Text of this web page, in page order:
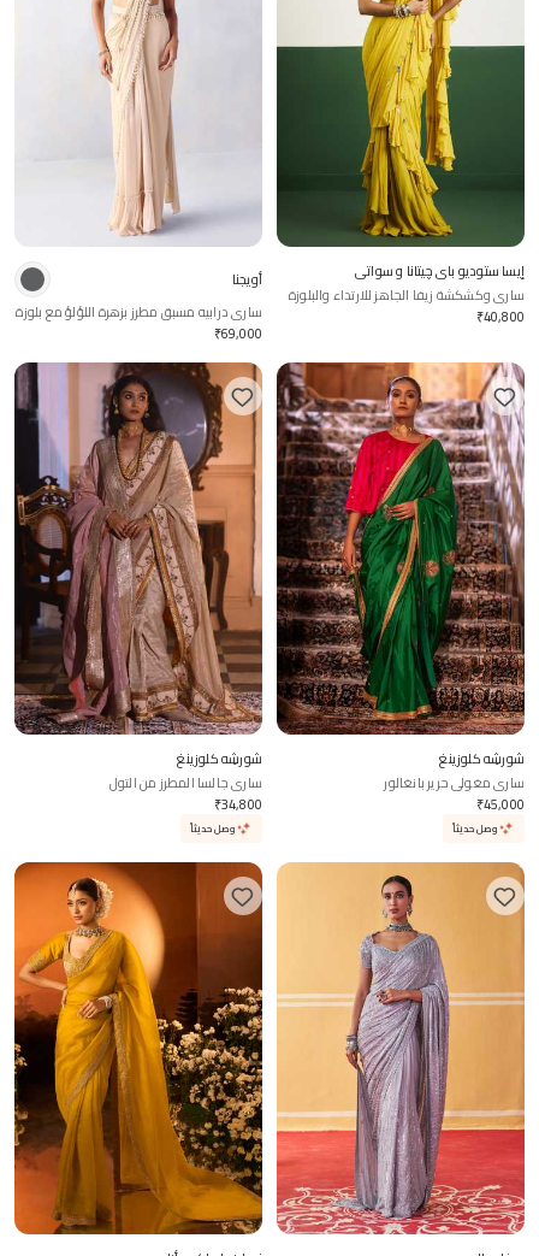
إيسا ستوديو باي چيتانا و سواتي
ساري وكشكشة زيفا الجاهز للارتداء والبلوزة
₹40,800
أويجنا
ساري درابيه مسبق مطرز بزهرة اللؤلؤ مع بلوزة
₹69,000
شورشِه كلوزينغ
ساري مغولي حرير بانغالور
₹45,000
وصل حديثاً
شورشِه كلوزينغ
ساري جالسا المطرز من التول
₹34,800
وصل حديثاً